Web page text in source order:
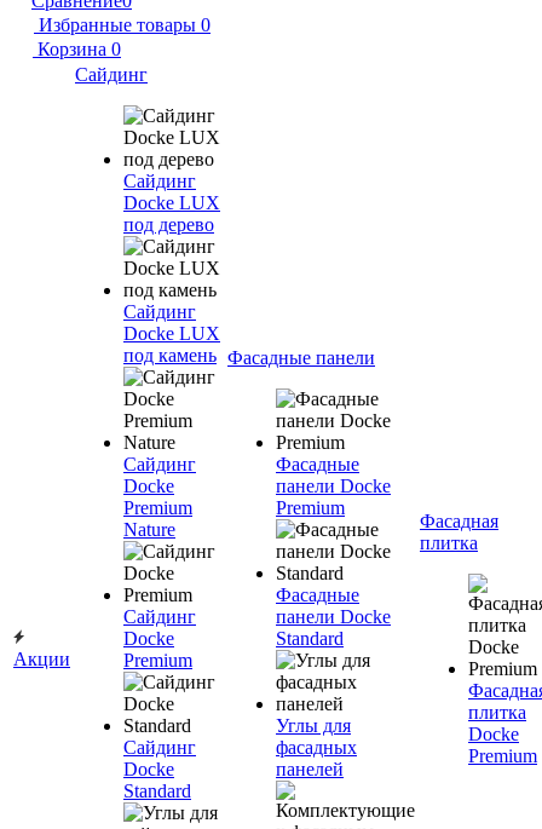
Избранные товары 0
Корзина 0
Акции
Сайдинг
Сайдинг
Docke LUX
под дерево
Сайдинг
Docke LUX
под камень
Сайдинг
Docke
Premium
Nature
Сайдинг
Docke
Premium
Сайдинг
Docke
Standard
Фасадные панели
Фасадные
панели Docke
Premium
Фасадные
панели Docke
Standard
Углы для
фасадных
панелей
Фасадная
плитка
плитка
Docke
Premium